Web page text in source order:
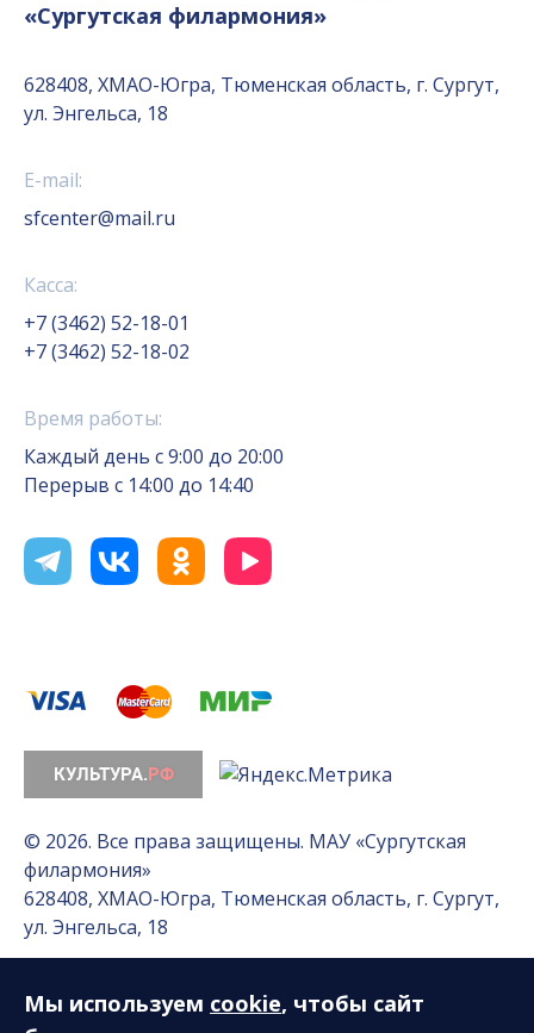
«Сургутская филармония»
628408, ХМАО-Югра, Тюменская область, г. Сургут,
ул. Энгельса, 18
E-mail:
sfcenter@mail.ru
Касса:
+7 (3462) 52-18-01
+7 (3462) 52-18-02
Время работы:
Каждый день с 9:00 до 20:00
Перерыв с 14:00 до 14:40
© 2026. Все права защищены. МАУ «Сургутская
филармония»
628408, ХМАО-Югра, Тюменская область, г. Сургут,
ул. Энгельса, 18
Разработка сайта — Интернет-лаборатория
Мы используем cookie, чтобы сайт